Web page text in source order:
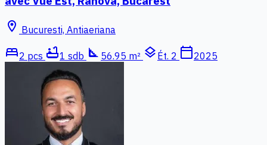
location_on Bucuresti, Antiaeriana
bed2 pcs bathtub1 sdb square_foot 56.95 m² layers Ét. 2 calendar_today2025